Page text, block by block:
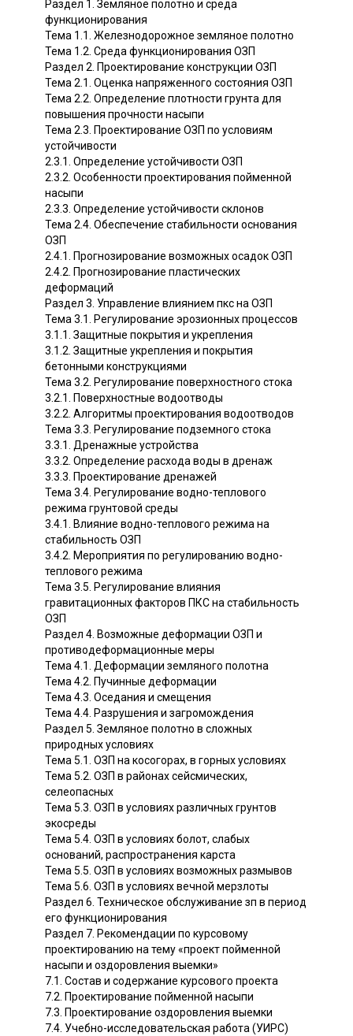
Раздел 1. Земляное полотно и среда
функционирования
Тема 1.1. Железнодорожное земляное полотно
Тема 1.2. Среда функционирования ОЗП
Раздел 2. Проектирование конструкции ОЗП
Тема 2.1. Оценка напряженного состояния ОЗП
Тема 2.2. Определение плотности грунта для
повышения прочности насыпи
Тема 2.3. Проектирование ОЗП по условиям
устойчивости
2.3.1. Определение устойчивости ОЗП
2.3.2. Особенности проектирования пойменной
насыпи
2.3.3. Определение устойчивости склонов
Тема 2.4. Обеспечение стабильности основания
ОЗП
2.4.1. Прогнозирование возможных осадок ОЗП
2.4.2. Прогнозирование пластических
деформаций
Раздел 3. Управление влиянием пкс на ОЗП
Тема 3.1. Регулирование эрозионных процессов
3.1.1. Защитные покрытия и укрепления
3.1.2. Защитные укрепления и покрытия
бетонными конструкциями
Тема 3.2. Регулирование поверхностного стока
3.2.1. Поверхностные водоотводы
3.2.2. Алгоритмы проектирования водоотводов
Тема 3.3. Регулирование подземного стока
3.3.1. Дренажные устройства
3.3.2. Определение расхода воды в дренаж
3.3.3. Проектирование дренажей
Тема 3.4. Регулирование водно-теплового
режима грунтовой среды
3.4.1. Влияние водно-теплового режима на
стабильность ОЗП
3.4.2. Мероприятия по регулированию водно-
теплового режима
Тема 3.5. Регулирование влияния
гравитационных факторов ПКС на стабильность
ОЗП
Раздел 4. Возможные деформации ОЗП и
противодеформационные меры
Тема 4.1. Деформации земляного полотна
Тема 4.2. Пучинные деформации
Тема 4.3. Оседания и смещения
Тема 4.4. Разрушения и загромождения
Раздел 5. Земляное полотно в сложных
природных условиях
Тема 5.1. ОЗП на косогорах, в горных условиях
Тема 5.2. ОЗП в районах сейсмических,
селеопасных
Тема 5.3. ОЗП в условиях различных грунтов
экосреды
Тема 5.4. ОЗП в условиях болот, слабых
оснований, распространения карста
Тема 5.5. ОЗП в условиях возможных размывов
Тема 5.6. ОЗП в условиях вечной мерзлоты
Раздел 6. Техническое обслуживание зп в период
его функционирования
Раздел 7. Рекомендации по курсовому
проектированию на тему «проект пойменной
насыпи и оздоровления выемки»
7.1. Состав и содержание курсового проекта
7.2. Проектирование пойменной насыпи
7.3. Проектирование оздоровления выемки
7.4. Учебно-исследовательская работа (УИРС)